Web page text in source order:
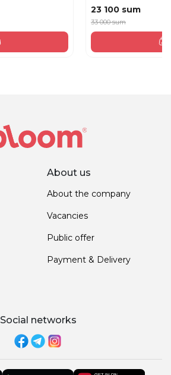
23 100 sum
33 000 sum
About us
About the company
Vacancies
Public offer
Payment & Delivery
Social networks